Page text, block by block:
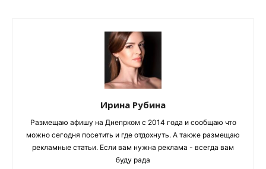
Ирина Рубина
Размещаю афишу на Днепрком с 2014 года и сообщаю что
можно сегодня посетить и где отдохнуть. А также размещаю
рекламные статьи. Если вам нужна реклама - всегда вам
буду рада